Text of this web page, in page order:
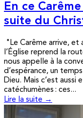
En ce
suite du
"Le Carême arrive,
l’Église reprend la
nous appelle à la
d’espérance, un
Dieu. Mais c’est
catéchumènes : ces...
Lire la suite →